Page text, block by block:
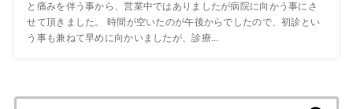
と痛みを伴う事から、営業中ではありましたが病院に向かう事にさ
せて頂きました。 時間が空いたのが午後からでしたので、初診とい
う事も兼ねて早めに向かいましたが、診療...